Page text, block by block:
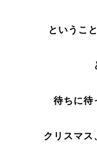
というこ
待ちに待
クリスマス